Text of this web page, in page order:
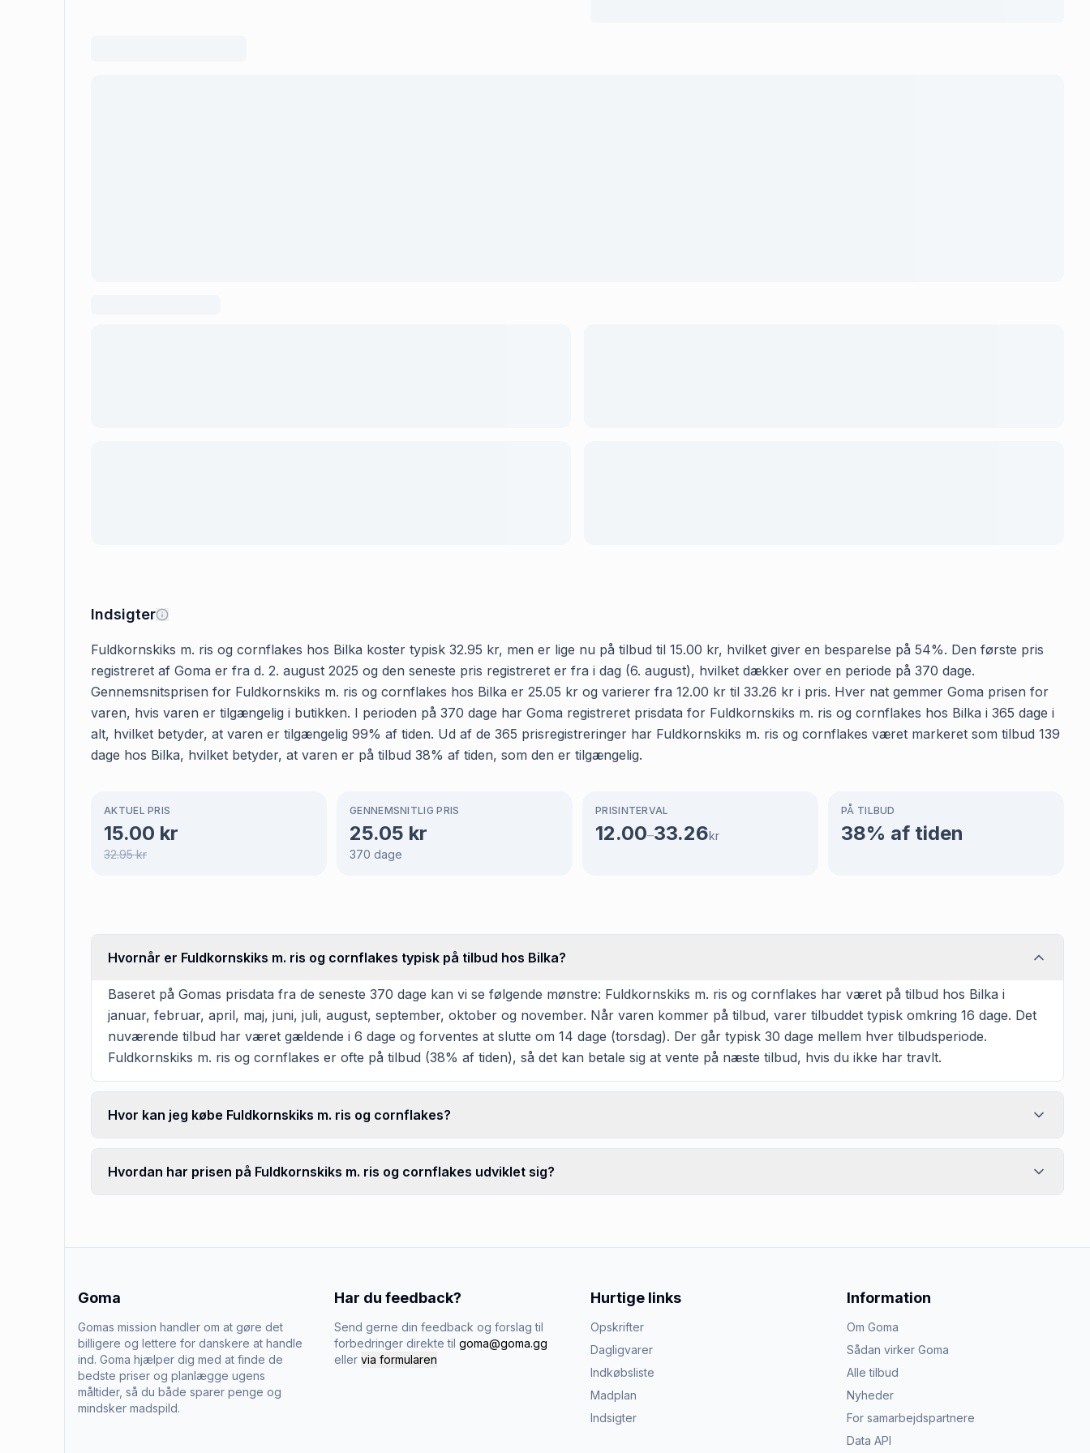
Indsigter
Fuldkornskiks m. ris og cornflakes hos Bilka koster typisk 32.95 kr, men er lige nu på tilbud til 15.00 kr, hvilket giver en besparelse på 54%. Den første pris
registreret af Goma er fra d. 2. august 2025 og den seneste pris registreret er fra i dag (6. august), hvilket dækker over en periode på 370 dage.
Gennemsnitsprisen for Fuldkornskiks m. ris og cornflakes hos Bilka er 25.05 kr og varierer fra 12.00 kr til 33.26 kr i pris. Hver nat gemmer Goma prisen for
varen, hvis varen er tilgængelig i butikken. I perioden på 370 dage har Goma registreret prisdata for Fuldkornskiks m. ris og cornflakes hos Bilka i 365 dage i
alt, hvilket betyder, at varen er tilgængelig 99% af tiden. Ud af de 365 prisregistreringer har Fuldkornskiks m. ris og cornflakes været markeret som tilbud 139
dage hos Bilka, hvilket betyder, at varen er på tilbud 38% af tiden, som den er tilgængelig.
AKTUEL PRIS
15.00 kr
32.95kr
GENNEMSNITLIG PRIS
25.05 kr
370 dage
PRISINTERVAL
12.00–33.26kr
PÅ TILBUD
38% af tiden
Hvornår er Fuldkornskiks m. ris og cornflakes typisk på tilbud hos Bilka?
Baseret på Gomas prisdata fra de seneste 370 dage kan vi se følgende mønstre: Fuldkornskiks m. ris og cornflakes har været på tilbud hos Bilka i
januar, februar, april, maj, juni, juli, august, september, oktober og november. Når varen kommer på tilbud, varer tilbuddet typisk omkring 16 dage. Det
nuværende tilbud har været gældende i 6 dage og forventes at slutte om 14 dage (torsdag). Der går typisk 30 dage mellem hver tilbudsperiode.
Fuldkornskiks m. ris og cornflakes er ofte på tilbud (38% af tiden), så det kan betale sig at vente på næste tilbud, hvis du ikke har travlt.
Hvor kan jeg købe Fuldkornskiks m. ris og cornflakes?
Hvordan har prisen på Fuldkornskiks m. ris og cornflakes udviklet sig?
Goma
Gomas mission handler om at gøre det
billigere og lettere for danskere at handle
ind. Goma hjælper dig med at finde de
bedste priser og planlægge ugens
måltider, så du både sparer penge og
mindsker madspild.
Har du feedback?
Send gerne din feedback og forslag til
forbedringer direkte til goma@goma.gg
eller via formularen
Hurtige links
Opskrifter
Dagligvarer
Indkøbsliste
Madplan
Indsigter
Information
Om Goma
Sådan virker Goma
Alle tilbud
Nyheder
For samarbejdspartnere
Data API